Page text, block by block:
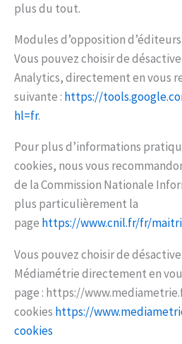
plus du tout.
Modules d’opposition d’éditeurs
Vous pouvez choisir de
Analytics, directement en vous
suivante : https://
hl=fr.
Pour plus d’informations
cookies, nous vous
de la Commission Nationale
plus particulièrement la
page https://www.cnil.fr/fr/
Vous pouvez choisir de
Médiamétrie directement en
page : https://
cookies https://
cookies